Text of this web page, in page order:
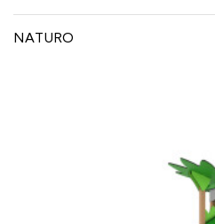
NATURO